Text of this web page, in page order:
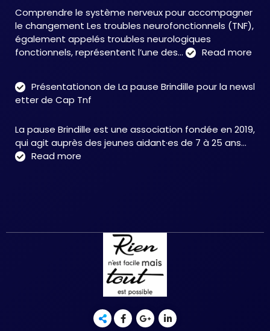
face
aux
TNF
Comprendre le système nerveux pour accompagner
le changement Les troubles neurofonctionnels (TNF),
également appelés troubles neurologiques
fonctionnels, représentent l’une des…
Read more
:
la
Présentationon de La pause Brindille pour la newsl
etter de Cap Tnf
La pause Brindille est une association fondée en 2019,
qui agit auprès des jeunes aidant·es de 7 à 25 ans…
Read more
pour
newsletter